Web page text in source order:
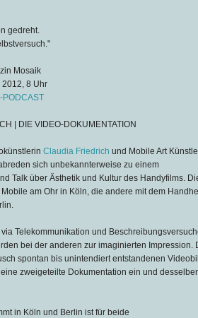
gedreht.
Mosaik
8 Uhr
PODCAST
| DIE VIDEO-DOKUMENTATION
Claudia Friedrich und Mobile Art
sich unbekannterweise zu einem
Talk über Ästhetik und Kultur des Handyfilms.
am Ohr in Köln, die andere mit dem
Telekommunikation und
bei der anderen zur imaginierten Impression.
spontan bis unintendiert entstandenen
zweigeteilte Dokumentation ein und
in Köln und Berlin ist für beide